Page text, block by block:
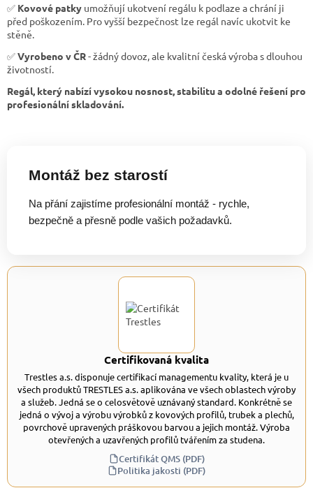
✅ Kovové patky umožňují ukotvení regálu k podlaze a chrání ji
před poškozením. Pro vyšší bezpečnost lze regál navíc ukotvit ke
stěně.
✅Vyrobeno v ČR- žádný dovoz, ale kvalitní česká výroba s dlouhou
životností.
Regál, který nabízí vysokou nosnost, stabilitu a odolné řešení pro
profesionální skladování.
Montáž bez starostí
Na přání zajistíme profesionální montáž - rychle,
bezpečně a přesně podle vašich požadavků.
Certifikovaná kvalita
Trestles a.s. disponuje certifikací managementu kvality, která je u
všech produktů TRESTLES a.s. aplikována ve všech oblastech výroby
a služeb. Jedná se o celosvětově uznávaný standard. Konkrétně se
jedná o vývoj a výrobu výrobků z kovových profilů, trubek a plechů,
povrchově upravených práškovou barvou a jejich montáž. Výroba
otevřených a uzavřených profilů tvářením za studena.
Certifikát QMS (PDF)
Politika jakosti (PDF)